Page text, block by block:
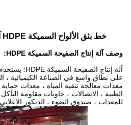
خط بثق الألواح السميكة HDPE آلة إنتاج الألواح HDPE
وصف آلة إنتاج الصفيحة السميكة HDPE:
على نطاق واسع في الصناعة الكيميائية ،
معدات معالجة تنقية المياه ، معدات حماية
الطبية ، الاتصالات ، حاويات مقاومة التآكل
للمعدات ، صندوق الضوء ، الديكور